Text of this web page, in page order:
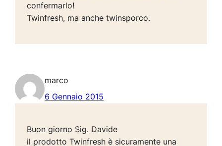
confermarlo!
Twinfresh, ma anche twinsporco.
marco
6 Gennaio 2015
Buon giorno Sig. Davide
il prodotto Twinfresh è sicuramente una